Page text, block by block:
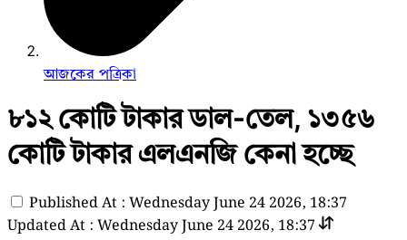
আজকের পত্রিকা
৮১২ কোটি টাকার ডাল-তেল, ১৩৫৬
কোটি টাকার এলএনজি কেনা হচ্ছে
Published At : Wednesday June 24 2026, 18:37
Updated At : Wednesday June 24 2026, 18:37